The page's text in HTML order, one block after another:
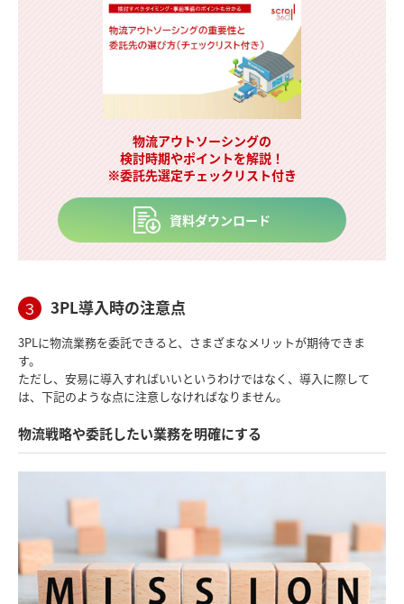
物流アウトソーシングの
検討時期やポイントを解説！
※委託先選定チェックリスト付き
資料ダウンロード
３ 3PL導入時の注意点
3PLに物流業務を委託できると、さまざまなメリットが期待できま
す。
ただし、安易に導入すればいいというわけではなく、導入に際して
は、下記のような点に注意しなければなりません。
物流戦略や委託したい業務を明確にする